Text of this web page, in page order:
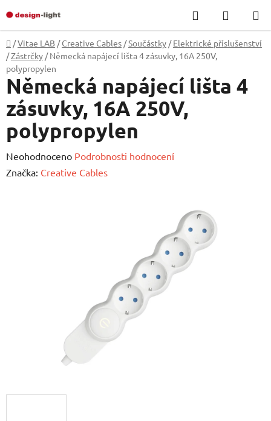
na
obsah
Hledat
KOŠÍK
Domů
/Vitae LAB / Creative Cables /Součástky / Elektrické příslušenství
/Zástrčky / Německá napájecí lišta 4 zásuvky, 16A 250V,
polypropylen
Německá napájecí lišta 4
zásuvky, 16A 250V,
polypropylen
Průměrné
hodnocení
Neohodnoceno Podrobnosti hodnocení
Značka: Creative Cables